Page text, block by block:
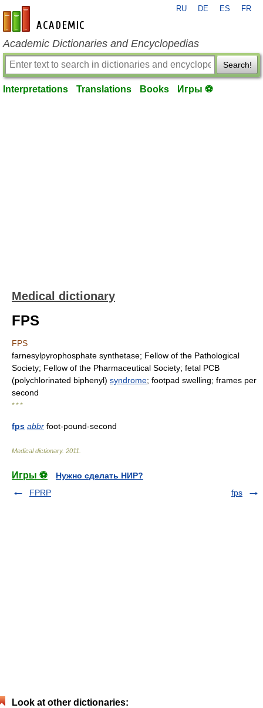
en-academic.com
RU DE ES FR
Academic Dictionaries and Encyclopedias
Search!
Interpretations Translations Books Игры ⚽
Medical dictionary
FPS
FPS
farnesylpyrophosphate synthetase; Fellow of the Pathological
Society; Fellow of the Pharmaceutical Society; fetal PCB
(polychlorinated biphenyl) syndrome; footpad swelling; frames per
second
* * *
fps abbr foot-pound-second
Medical dictionary. 2011
Игры ⚽
Нужно сделать НИР?
FPRP
fps
Look at other dictionaries: